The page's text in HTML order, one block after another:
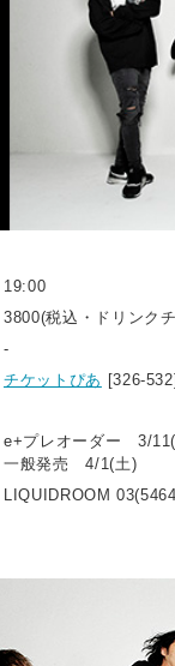
19:00
3800(税込・ドリンク
-
チケットぴあ [326-
e+プレオーダー 3/
一般発売 4/1(土)
LIQUIDROOM